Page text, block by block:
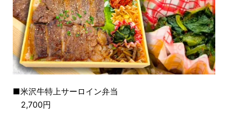
■米沢牛特上サーロイン弁当
2,700円